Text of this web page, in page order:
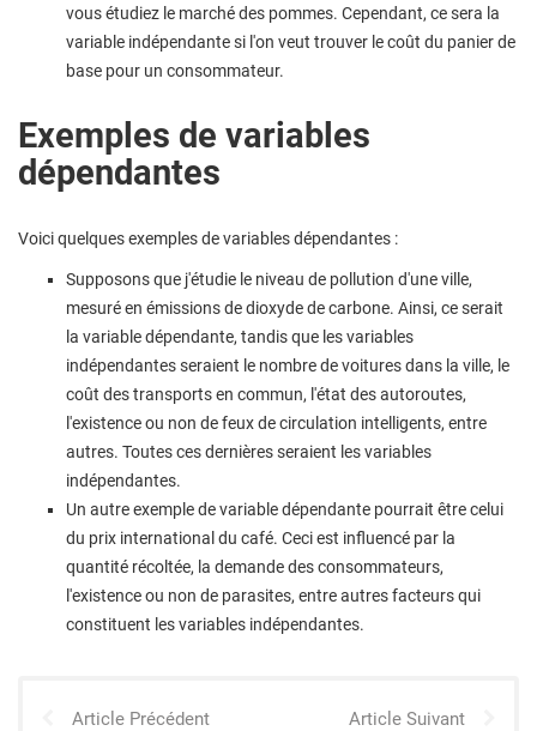
vous étudiez le marché des pommes. Cependant, ce sera la
variable indépendante si l'on veut trouver le coût du panier de
base pour un consommateur.
Exemples de variables
dépendantes
Voici quelques exemples de variables dépendantes :
Supposons que j'étudie le niveau de pollution d'une ville,
mesuré en émissions de dioxyde de carbone. Ainsi, ce serait
la variable dépendante, tandis que les variables
indépendantes seraient le nombre de voitures dans la ville, le
coût des transports en commun, l'état des autoroutes,
l'existence ou non de feux de circulation intelligents, entre
autres. Toutes ces dernières seraient les variables
indépendantes.
Un autre exemple de variable dépendante pourrait être celui
du prix international du café. Ceci est influencé par la
quantité récoltée, la demande des consommateurs,
l'existence ou non de parasites, entre autres facteurs qui
constituent les variables indépendantes.
Article Précédent Article Suivant